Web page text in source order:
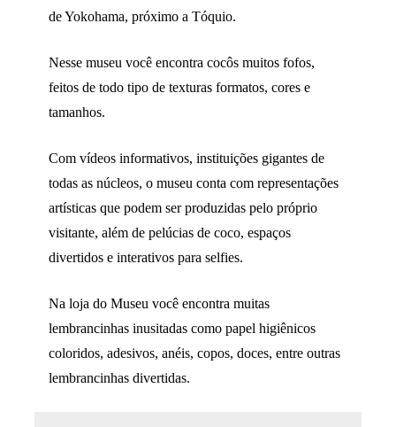
de Yokohama, próximo a Tóquio.
Nesse museu você encontra cocôs muitos fofos,
feitos de todo tipo de texturas formatos, cores e
tamanhos.
Com vídeos informativos, instituições gigantes de
todas as núcleos, o museu conta com representações
artísticas que podem ser produzidas pelo próprio
visitante, além de pelúcias de coco, espaços
divertidos e interativos para selfies.
Na loja do Museu você encontra muitas
lembrancinhas inusitadas como papel higiênicos
coloridos, adesivos, anéis, copos, doces, entre outras
lembrancinhas divertidas.